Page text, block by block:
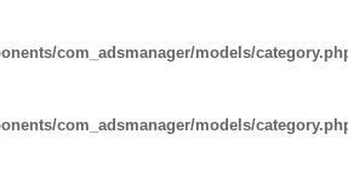
com_adsmanager/models/
com_adsmanager/models/